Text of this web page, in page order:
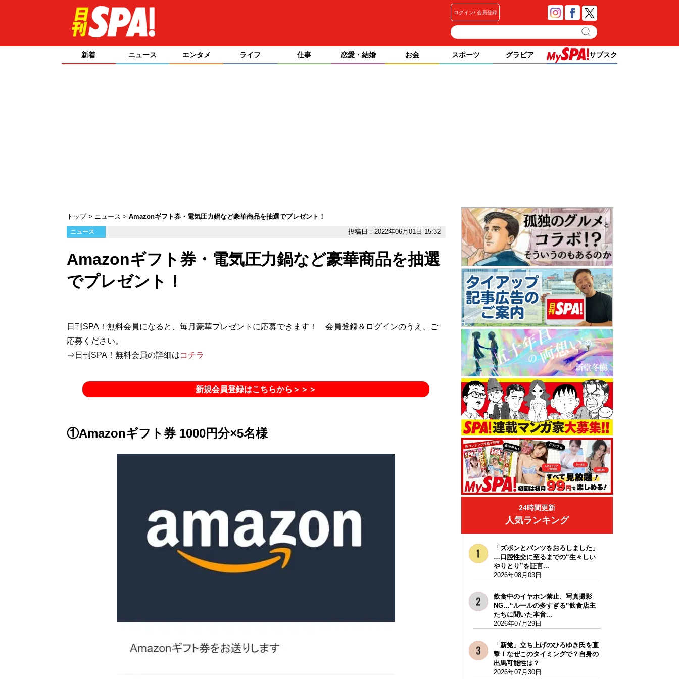
ログイン 会員登録
新着 ニュース エンタメ ライフ 仕事 恋愛・結婚 お金 スポーツ グラビア サブスク
トップ ニュース Amazonギフト券・電気圧力鍋など豪華商品を抽選でプレゼント！
ニュース 投稿日：2022年06月01日 15:32
Amazonギフト券・電気圧力鍋など豪華商品を抽選
でプレゼント！
日刊SPA！無料会員になると、毎月豪華プレゼントに応募できます！ 会員登録＆ログインのうえ、ご
応募ください。
⇒日刊SPA！無料会員の詳細はコチラ
新規会員登録はこちらから＞＞＞
①Amazonギフト券 1000円分×5名様
24時間更新
人気ランキング
「ズボンとパンツをおろしました」
…口腔性交に至るまでの“生々しい
やりとり”を証言...
2026年08月03日
飲食中のイヤホン禁止、写真撮影
NG…“ルールの多すぎる”飲食店主
たちに聞いた本音...
2026年07月29日
「新党」立ち上げのひろゆき氏を直
撃！なぜこのタイミングで？自身の
出馬可能性は？
2026年07月30日